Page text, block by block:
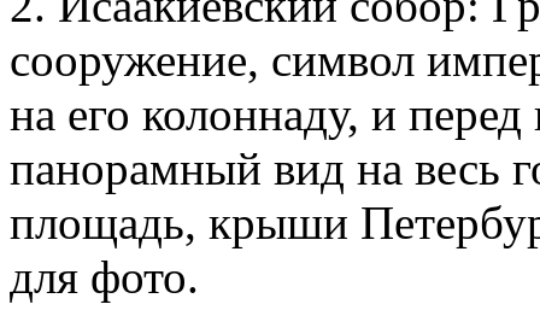
сооружение, символ
на его колоннаду, и
панорамный вид на весь
площадь, крыши
для фото.